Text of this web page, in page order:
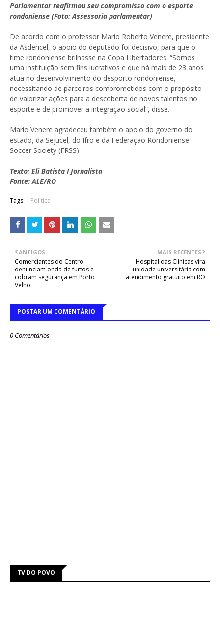
Parlamentar reafirmou seu compromisso com o esporte
rondoniense (Foto: Assessoria parlamentar)
De acordo com o professor Mario Roberto Venere, presidente
da Asdericel, o apoio do deputado foi decisivo, para que o
time rondoniense brilhasse na Copa Libertadores. “Somos
uma instituição sem fins lucrativos e que há mais de 23 anos
atua no desenvolvimento do desporto rondoniense,
necessitando de parceiros comprometidos com o propósito
de valorizar ações para a descoberta de novos talentos no
esporte e de promover a integração social”, disse.
Mario Venere agradeceu também o apoio do governo do
estado, da Sejucel, do Ifro e da Federação Rondoniense
Soccer Society (FRSS).
Texto: Eli Batista I Jornalista
Fonte: ALE/RO
Tags: Política
MAIS RECENTES
Hospital das Clínicas vira
unidade universitária com
atendimento gratuito em RO
ANTIGOS
Comerciantes do Centro
denunciam onda de furtos e
cobram segurança em Porto
Velho
POSTAR UM COMENTÁRIO
0 Comentários
TV DO POVO